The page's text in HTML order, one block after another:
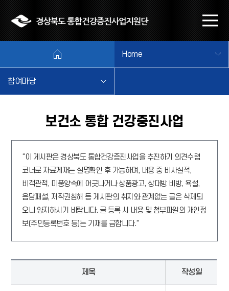
메
뉴
기
Home
참여마당
보건소 통합 건강증진사업
“이 게시판은 경상북도 통합건강증진사업을 추진하기 의견수렴
코너로 자료게재는 실명확인 후 가능하며, 내용 중 비사실적,
비객관적, 미풍양속에 어긋나거나 상품광고, 상대방 비방, 욕설,
음담패설, 저작권침해 등 게시판의 취지와 관계없는 글은 삭제되
오니 양지하시기 바랍니다. 글 등록 시 내용 및 첨부파일의 개인정
보(주민등록번호 등)는 기재를 금합니다.”
제목 작성일